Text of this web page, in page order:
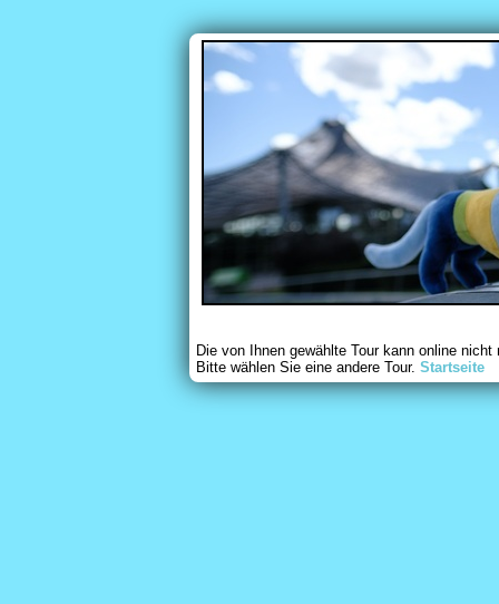
Die von Ihnen gewählte Tour kann online nicht
Bitte wählen Sie eine andere Tour. Startseite